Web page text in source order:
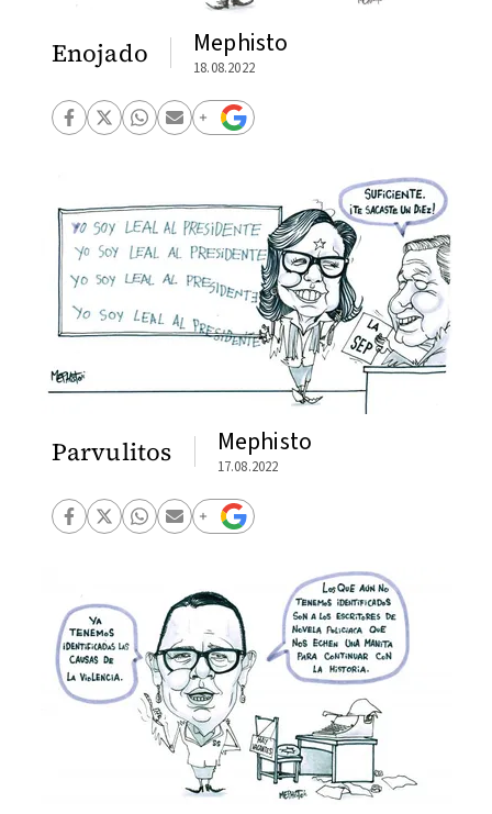
Enojado Mephisto
18.08.2022
Parvulitos Mephisto
17.08.2022